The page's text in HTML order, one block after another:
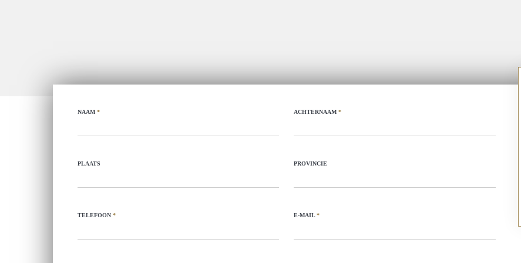
NAAM * ACHTERNAAM*
PLAATS PROVINCIE
TELEFOON * E-MAIL*